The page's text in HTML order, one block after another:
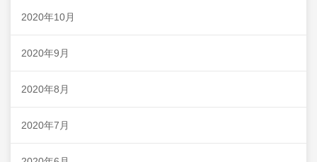
2020年10月
2020年9月
2020年8月
2020年7月